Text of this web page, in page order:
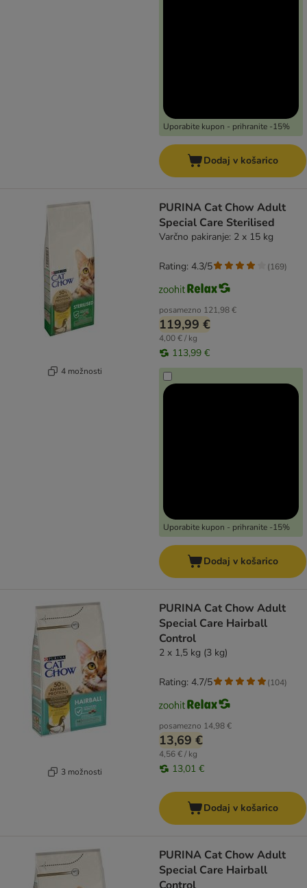
Uporabite kupon - prihranite -15%
Dodaj v košarico
4 možnosti
PURINA Cat Chow Adult
Special Care Sterilised
Varčno pakiranje: 2 x 15 kg
posamezno 121,98 €
119,99 €
4,00 € / kg
113,99 €
Uporabite kupon - prihranite -15%
Rating: 4.3/5 (169)
Dodaj v košarico
3 možnosti
PURINA Cat Chow Adult
Special Care Hairball
Control
2 x 1,5 kg (3 kg)
posamezno 14,98 €
13,69 €
4,56 € / kg
13,01 €
Rating: 4.7/5 (104)
Dodaj v košarico
PURINA Cat Chow Adult
Special Care Hairball